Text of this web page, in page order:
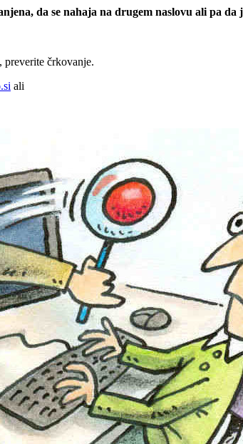
da se nahaja na drugem naslovu ali pa da
črkovanje.
ali